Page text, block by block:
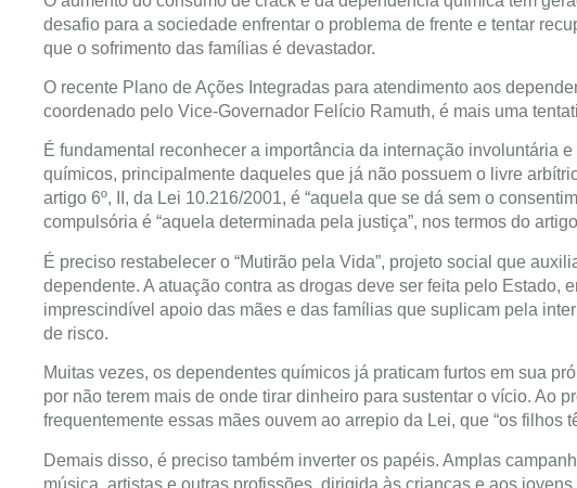
desafio para a sociedade enfrentar o problema de frente e tentar
que o sofrimento das famílias é devastador.
O recente Plano de Ações Integradas para atendimento aos
coordenado pelo Vice-Governador Felício Ramuth, é mais uma
É fundamental reconhecer a importância da internação involuntária
químicos, principalmente daqueles que já não possuem o livre
artigo 6º, II, da Lei 10.216/2001, é “aquela que se dá sem o
compulsória é “aquela determinada pela justiça”, nos termos do
É preciso restabelecer o “Mutirão pela Vida”, projeto social que
dependente. A atuação contra as drogas deve ser feita pelo Estado,
imprescindível apoio das mães e das famílias que suplicam pela
de risco.
Muitas vezes, os dependentes químicos já praticam furtos em sua
por não terem mais de onde tirar dinheiro para sustentar o vício. Ao
frequentemente essas mães ouvem ao arrepio da Lei, que “os filhos
Demais disso, é preciso também inverter os papéis. Amplas
música, artistas e outras profissões, dirigida às crianças e aos